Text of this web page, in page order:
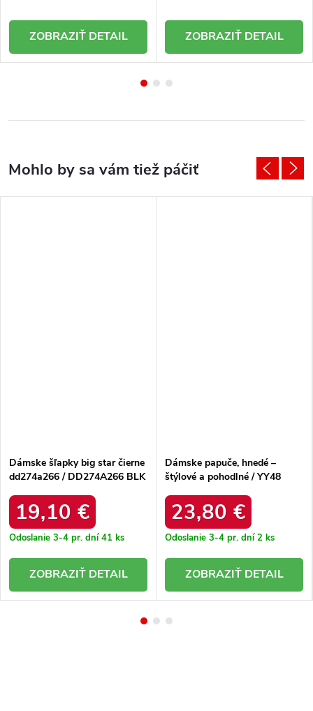
DETAIL DETAIL
Dámske šľapky big star čierne
dd274a266 / DD274A266 BLK
19,10 €
Odoslanie 3-4 pr. dní41 ks
DETAIL
Dámske papuče, hnedé –
štýlové a pohodlné / YY48
23,80 €
Odoslanie 3-4 pr. dní2 ks
DETAIL